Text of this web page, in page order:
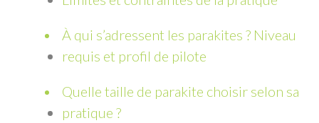
À qui s’adressent les parakites ? Niveau
requis et profil de pilote
Quelle taille de parakite choisir selon sa
pratique ?